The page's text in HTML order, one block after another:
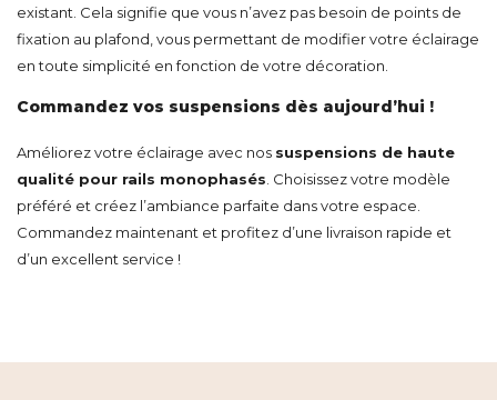
existant. Cela signifie que vous n’avez pas besoin de points de
fixation au plafond, vous permettant de modifier votre éclairage
en toute simplicité en fonction de votre décoration.
Commandez vos suspensions dès aujourd’hui !
Améliorez votre éclairage avec nos suspensions de haute
qualité pour rails monophasés. Choisissez votre modèle
préféré et créez l’ambiance parfaite dans votre espace.
Commandez maintenant et profitez d’une livraison rapide et
d’un excellent service !